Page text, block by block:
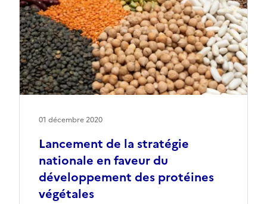
Lancement de la stratégie
nationale en faveur du
développement des protéines
végétales
01 décembre 2020